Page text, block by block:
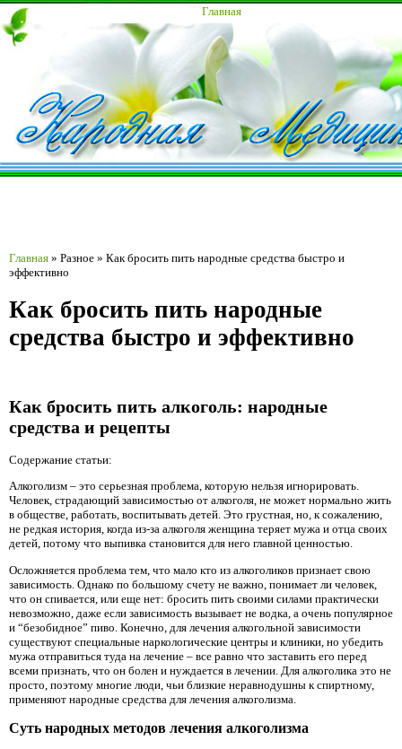
Главная
Главная » Разное » Как бросить пить народные средства быстро и
эффективно
Как бросить пить народные
средства быстро и эффективно
Как бросить пить алкоголь: народные
средства и рецепты
Содержание статьи:
Алкоголизм – это серьезная проблема, которую нельзя игнорировать.
Человек, страдающий зависимостью от алкоголя, не может нормально жить
в обществе, работать, воспитывать детей. Это грустная, но, к сожалению,
не редкая история, когда из-за алкоголя женщина теряет мужа и отца своих
детей, потому что выпивка становится для него главной ценностью.
Осложняется проблема тем, что мало кто из алкоголиков признает свою
зависимость. Однако по большому счету не важно, понимает ли человек,
что он спивается, или еще нет: бросить пить своими силами практически
невозможно, даже если зависимость вызывает не водка, а очень популярное
и “безобидное” пиво. Конечно, для лечения алкогольной зависимости
существуют специальные наркологические центры и клиники, но убедить
мужа отправиться туда на лечение – все равно что заставить его перед
всеми признать, что он болен и нуждается в лечении. Для алкоголика это не
просто, поэтому многие люди, чьи близкие неравнодушны к спиртному,
применяют народные средства для лечения алкоголизма.
Суть народных методов лечения алкоголизма